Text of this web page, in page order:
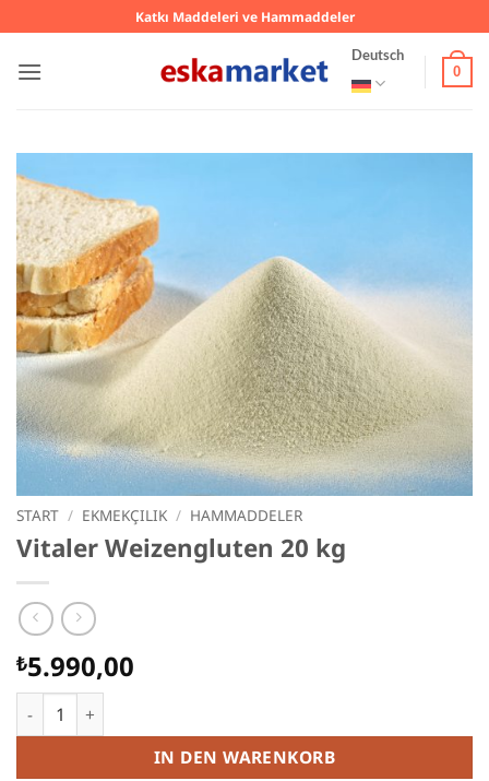
Inhalt
springen
Katkı Maddeleri ve Hammaddeler
Deutsch
0
START / EKMEKÇILIK / HAMMADDELER
Vitaler Weizengluten 20 kg
₺5.990,00
Vitaler Weizengluten 20 kg Menge
IN DEN WARENKORB